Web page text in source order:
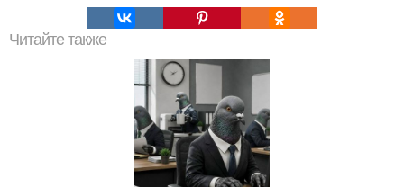
Читайте также